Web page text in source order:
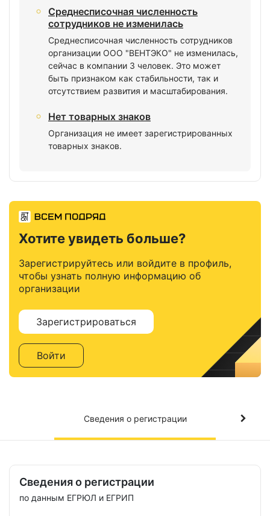
Среднесписочная численность
сотрудников не изменилась
Среднесписочная численность сотрудников
организации ООО "ВЕНТЭКО" не изменилась,
сейчас в компании 3 человек. Это может
быть признаком как стабильности, так и
отсутствием развития и масштабирования.
Нет товарных знаков
Организация не имеет зарегистрированных
товарных знаков.
Хотите увидеть больше?
Зарегистрируйтесь или войдите в профиль,
чтобы узнать полную информацию об
организации
Зарегистрироваться
Войти
Сведения о регистрации
Сведения о регистрации
по данным ЕГРЮЛ и ЕГРИП